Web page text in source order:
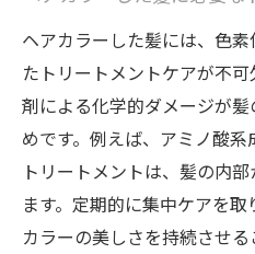
ヘアカラーした髪には、色
たトリートメントケアが不
剤による化学的ダメージが
めです。例えば、アミノ酸
トリートメントは、髪の内
ます。定期的に集中ケアを
カラーの美しさを持続させる